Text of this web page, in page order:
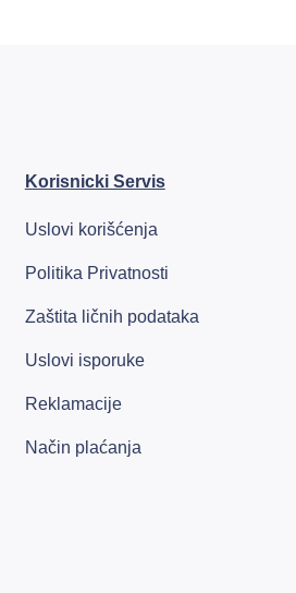
Korisnicki Servis
Uslovi korišćenja
Politika Privatnosti
Zaštita ličnih podataka
Uslovi isporuke
Reklamacije
Način plaćanja